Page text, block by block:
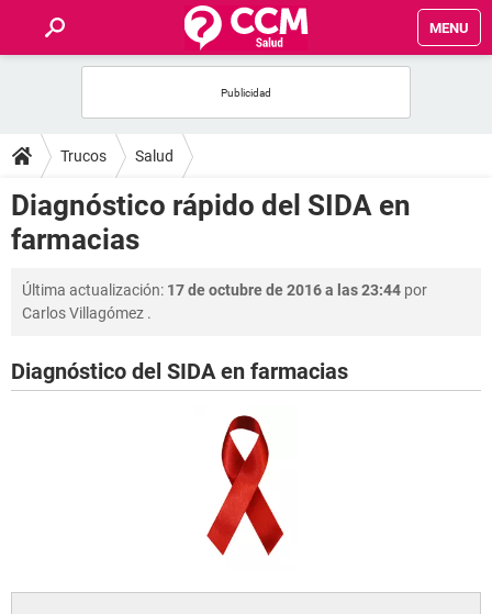
MENU
FOROS
SALUD
FAMILIA
NUTRICIÓN
BIENESTAR
Trucos Salud
Diagnóstico rápido del SIDA en
farmacias
Última actualización: 17 de octubre de 2016 a las 23:44 por
Carlos Villagómez .
Diagnóstico del SIDA en farmacias